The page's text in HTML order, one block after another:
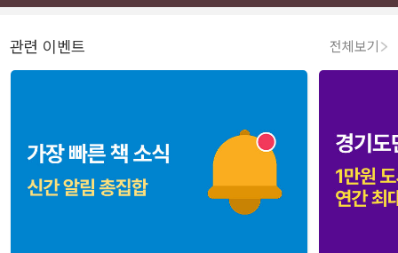
관련 이벤트 전체보기